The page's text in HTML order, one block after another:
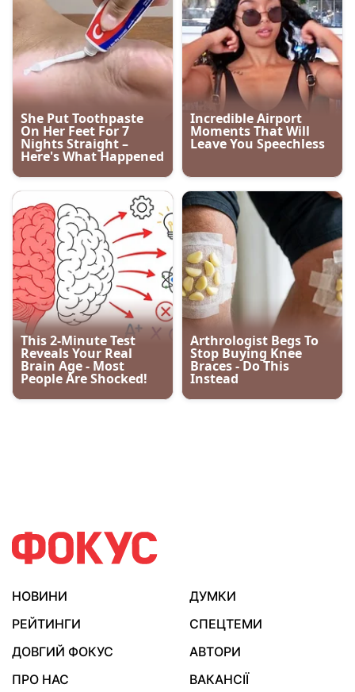
НОВИНИ
ДУМКИ
РЕЙТИНГИ
СПЕЦТЕМИ
ДОВГИЙ ФОКУС
АВТОРИ
ПРО НАС
ВАКАНСІЇ